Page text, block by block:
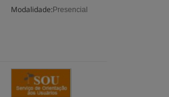
Modalidade: Presencial